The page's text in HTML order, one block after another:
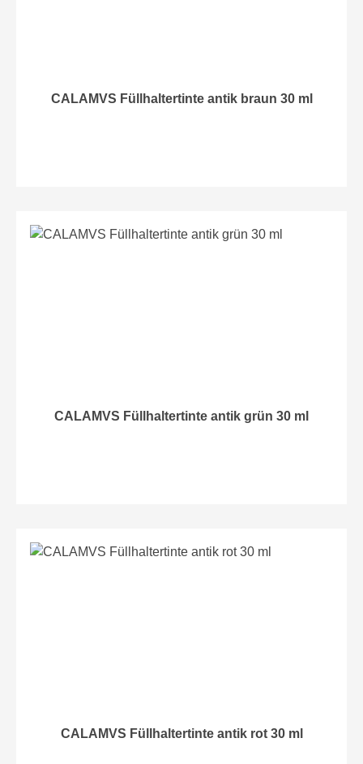
CALAMVS Füllhaltertinte antik braun 30 ml
CALAMVS Füllhaltertinte antik grün 30 ml
CALAMVS Füllhaltertinte antik rot 30 ml